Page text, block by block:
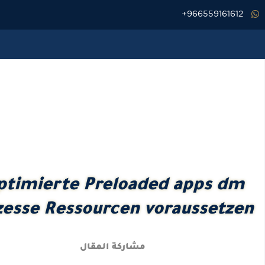
تخطي
إلى
966559161612+
Preloaded apps dm
Ressourcen voraussetzen
مشاركة المقال